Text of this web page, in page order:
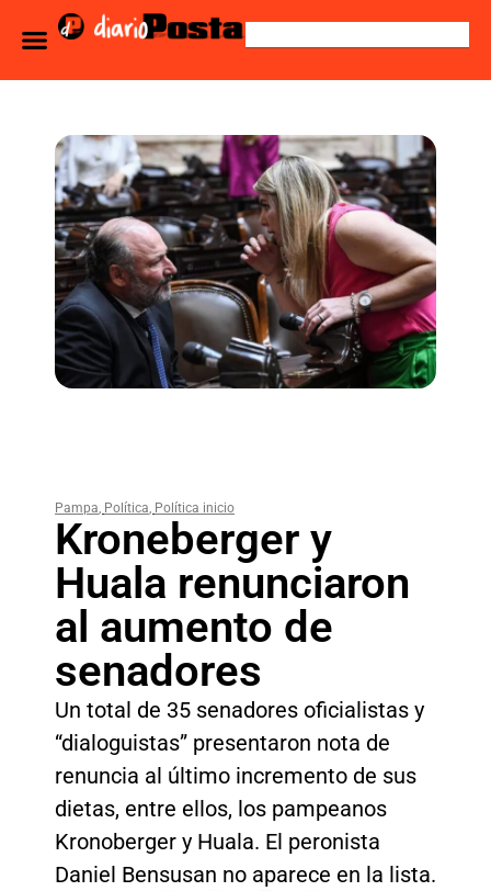
Pampa, Política, Política inicio
Kroneberger y
Huala renunciaron
al aumento de
senadores
Un total de 35 senadores oficialistas y
“dialoguistas” presentaron nota de
renuncia al último incremento de sus
dietas, entre ellos, los pampeanos
Kronoberger y Huala. El peronista
Daniel Bensusan no aparece en la lista.